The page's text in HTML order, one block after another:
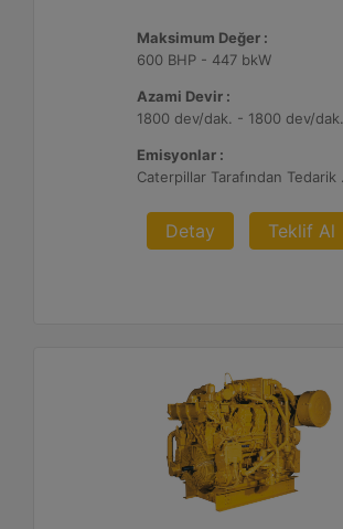
Maksimum Değer :
600 BHP - 447 bkW
Azami Devir :
1800 dev/dak. - 1800 dev/dak.
Emisyonlar :
Caterpillar
Detay Teklif Al